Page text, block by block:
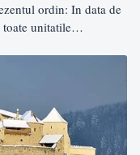
ordin: In data de
toate unitatile…